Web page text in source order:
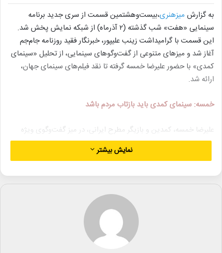
به گزارش میزهنری‌،بیست‌وهشتمین قسمت از سری جدید برنامه
سینمایی «هفت» شب گذشته (۲ آذرماه) از شبکه نمایش پخش شد.
این قسمت با گرامیداشت زینب علیپور، خبرنگار فقید روزنامه جام‌جم
آغاز شد و میزهای متنوعی از گفت‌وگوهای سینمایی، از تحلیل «سینمای
کمدی» با حضور علیرضا خمسه گرفته تا نقد فیلم‌های سینمای جهان،
ارائه شد.
خمسه: سینمای کمدی باید بازتاب مردم باشد
علیرضا خمسه، کمدین و بازیگر مطرح ایرانی، در میز گفت‌وگوی ویژه
برنامه به تشریح نقش سینمای کمدی در جامعه پرداخت. وی با بیان
اینکه «شادمانی فلسفه زندگی است»، تأکید کرد: «سینمای کمدی زمانی
صرفاً به مسخره‌بازی بپردازد.» خمسه از افت کیفیت آثار کمدی در
سال‌های اخیر ابراز نگرانی کرد و گفت: «مدیران باید
سیاست‌گذاری‌هایی انجام دهند که فیلم‌های کمدی امروز، بیست سال
دیگر هم قابل تماشا باشند.»
وی همچنین با ستایش از اسطوره‌های جهانی کمدی مانند مل بروکس،
نمایش بیشتر